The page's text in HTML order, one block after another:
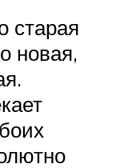
старая
новая,